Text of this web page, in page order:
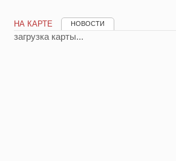
НА КАРТЕ НОВОСТИ
загрузка карты...